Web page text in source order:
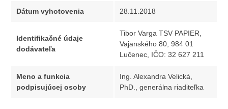
Dátum vyhotovenia 28.11.2018
Identifikačné údaje
dodávateľa
Tibor Varga TSV PAPIER,
Vajanského 80, 984 01
Lučenec, IČO: 32 627 211
Meno a funkcia
podpisujúcej osoby
Ing. Alexandra Velická,
PhD., generálna riaditeľka